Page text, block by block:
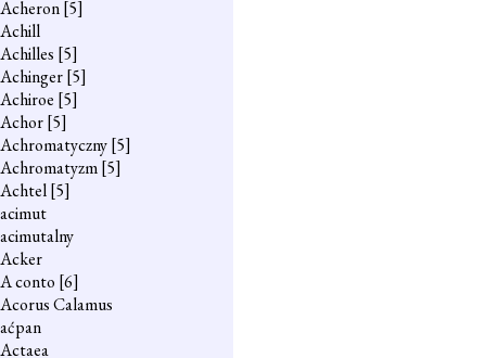
Acheron[5]
Achill
Achilles [5]
Achinger[5]
Achiroe [5]
Achor[5]
Achromatyczny[5]
Achromatyzm[5]
Achtel[5]
acimut
acimutalny
Acker
A conto [6]
Acorus Calamus
aćpan
Actaea